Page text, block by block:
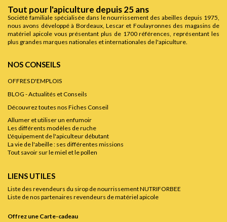
Tout pour l'apiculture depuis 25 ans
Société familiale spécialisée dans le nourrissement des abeilles depuis 1975,
nous avons développé à Bordeaux, Lescar et Foulayronnes des magasins de
matériel apicole vous présentant plus de 1700 références, représentant les
plus grandes marques nationales et internationales de l'apiculture.
NOS CONSEILS
OFFRES D'EMPLOIS
BLOG - Actualités et Conseils
Découvrez toutes nos Fiches Conseil
Allumer et utiliser un enfumoir
Les différents modèles de ruche
L'équipement de l'apiculteur débutant
La vie de l'abeille : ses différentes missions
Tout savoir sur le miel et le pollen
LIENS UTILES
Liste des revendeurs du sirop de nourrissement NUTRIFORBEE
Liste de nos partenaires revendeurs de matériel apicole
Offrez une Carte-cadeau